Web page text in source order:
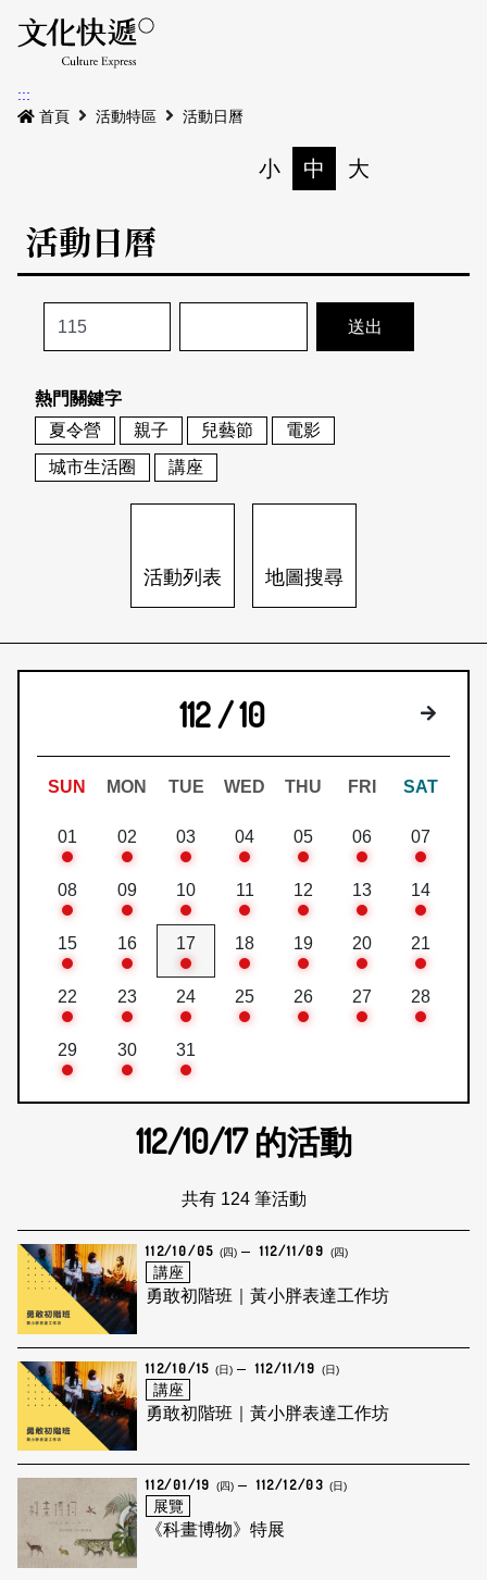
最新公告
本期專題
歷史專題
活動特區
活動列表
地圖搜尋
關於我們
關於我們
刊物索取地點
會員基本資料
刊登活動
網站導覽 English
日本語 登入/註冊
:::
首頁
活動特區 活動日曆
小 中 大
活動日曆
熱門關鍵字
夏令營
親子 兒藝節
電影
城市生活圈
講座
活動列表 地圖搜尋
112 / 10 下個月
SUN MON TUE WED THU FRI SAT
01 02 03 04 05 06 07
08 09 10 11 12 13 14
15 16 17 18 19 20 21
22 23 24 25 26 27 28
29 30 31
112/10/17的活動
共有 124 筆活動
112/10/05 (四) 112/11/09 (四)
講座
勇敢初階班｜黃小胖表達工作坊
112/10/15 (日) 112/11/19 (日)
講座
勇敢初階班｜黃小胖表達工作坊
112/01/19 (四) 112/12/03 (日)
展覽
《科畫博物》特展